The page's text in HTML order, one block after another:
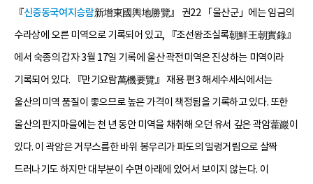
『신증동국여지승람新增東國輿地勝覽』 권22 「울산군」에는 임금의
수라상에 오른 미역으로 기록되어 있고, 『조선왕조실록朝鮮王朝實錄』
에서 숙종의 갑자 3월 17일 기록에 울산 곽전미역은 진상하는 미역이라
기록되어 있다. 『만기요람萬機要覽』 재용 편3 해세수세식에서는
울산의 미역 품질이 좋으므로 높은 가격이 책정됨을 기록하고 있다. 또한
울산의 판지마을에는 천 년 동안 미역을 채취해 오던 유서 깊은 곽암藿巖이
있다. 이 곽암은 거무스름한 바위 봉우리가 파도의 일렁거림으로 살짝
드러나기도 하지만 대부분이 수면 아래에 있어서 보이지 않는다. 이